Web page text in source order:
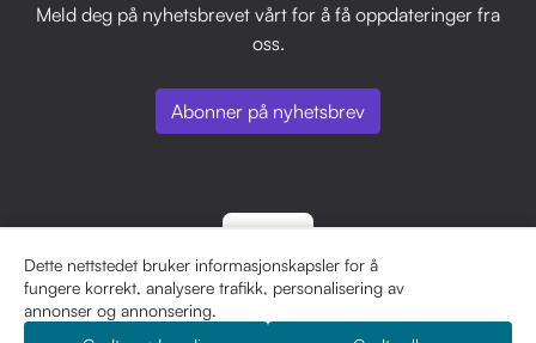
Meld deg på nyhetsbrevet vårt for å få oppdateringer fra
oss.
Abonner på nyhetsbrev
Dette nettstedet bruker informasjonskapsler for å
fungere korrekt, analysere trafikk, personalisering av
annonser og annonsering.